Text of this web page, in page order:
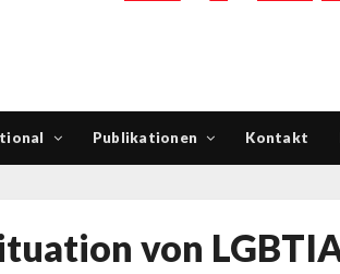
Publikationen Kontakt
von